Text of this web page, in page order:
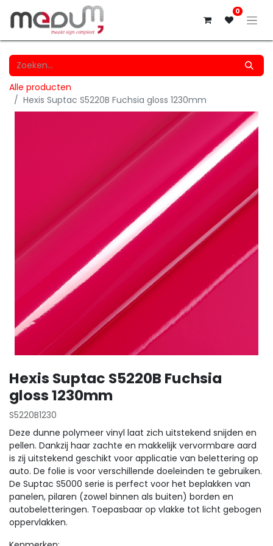
0
Alle producten
Hexis Suptac S5220B Fuchsia gloss 1230mm
Hexis Suptac S5220B Fuchsia
gloss 1230mm
S5220B1230
Deze dunne polymeer vinyl laat zich uitstekend snijden en
pellen. Dankzij haar zachte en makkelijk vervormbare aard
is zij uitstekend geschikt voor applicatie van belettering op
auto. De folie is voor verschillende doeleinden te gebruiken.
De Suptac S5000 serie is perfect voor het beplakken van
panelen, pilaren (zowel binnen als buiten) borden en
autobeletteringen. Toepasbaar op vlakke tot licht gebogen
oppervlakken.